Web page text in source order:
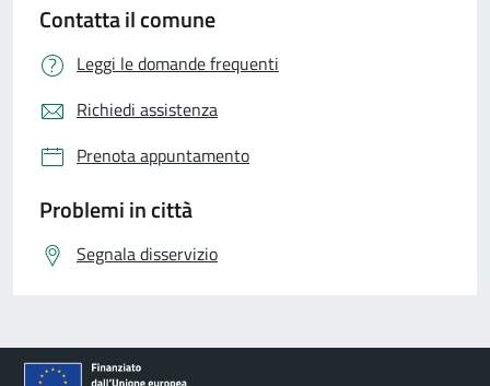
Contatta il comune
Leggi le domande frequenti
Richiedi assistenza
Prenota appuntamento
Problemi in città
Segnala disservizio